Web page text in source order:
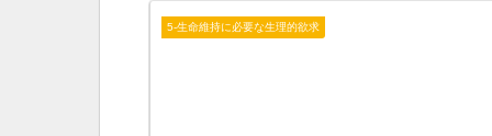
5-生命維持に必要な生理的欲求